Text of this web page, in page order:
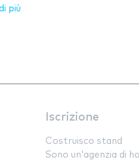
più
Iscrizione
Costruisco stand
Sono un'agenzia di